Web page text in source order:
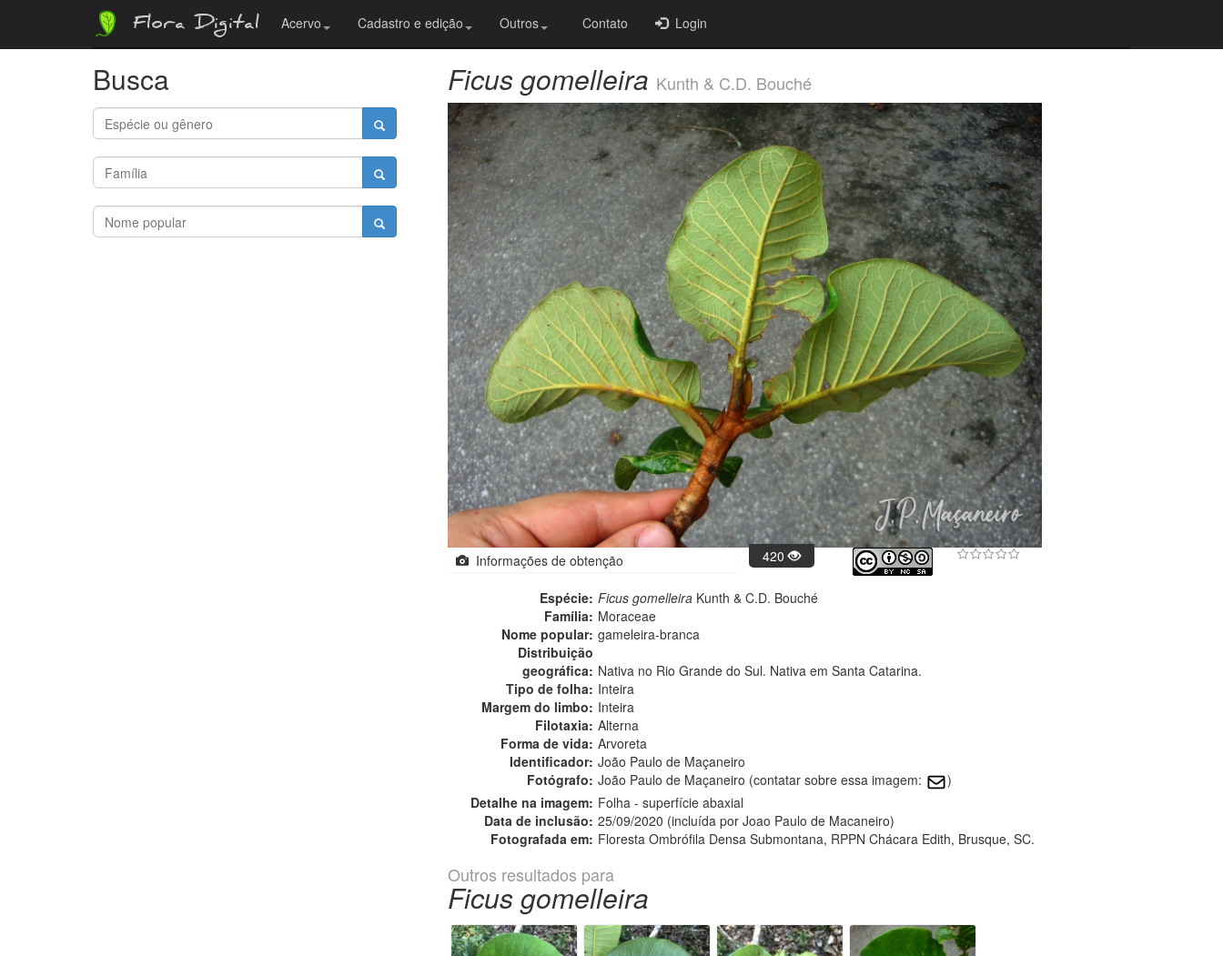
Flora Digital Acervo Cadastro e edição Outros Contato Login
Busca Ficus gomelleira Kunth & C.D. Bouché
Informações de obtenção 420
Espécie: Ficus gomelleira Kunth & C.D. Bouché
Família: Moraceae
Nome popular: gameleira-branca
Distribuição
geográfica: Nativa no Rio Grande do Sul. Nativa em Santa Catarina.
Tipo de folha: Inteira
Margem do limbo: Inteira
Filotaxia: Alterna
Forma de vida: Arvoreta
Identificador: João Paulo de Maçaneiro
Fotógrafo: João Paulo de Maçaneiro (contatar sobre essa imagem:
)
Detalhe na imagem: Folha - superfície abaxial
Data de inclusão: 25/09/2020 (incluída por Joao Paulo de Macaneiro)
Fotografada em: Floresta Ombrófila Densa Submontana, RPPN Chácara Edith, Brusque, SC.
Outros resultados para
Ficus gomelleira